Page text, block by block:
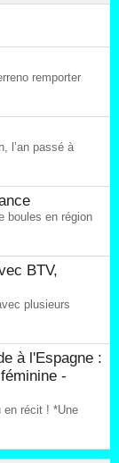
remporter
l’an passé à
boules en région
BTV,
plusieurs
à l'Espagne :
-
en récit ! *Une